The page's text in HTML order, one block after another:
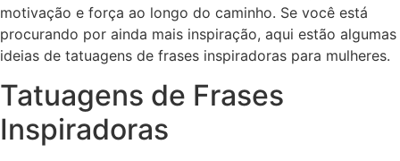
motivação e força ao longo do caminho. Se você está
procurando por ainda mais inspiração, aqui estão algumas
ideias de tatuagens de frases inspiradoras para mulheres.
Tatuagens de Frases
Inspiradoras